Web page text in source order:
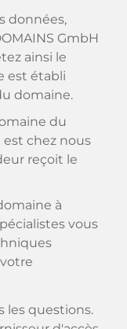
données,
GmbH
ainsi le
est établi
domaine.
du
chez nous
reçoit le
à
vous
les questions.